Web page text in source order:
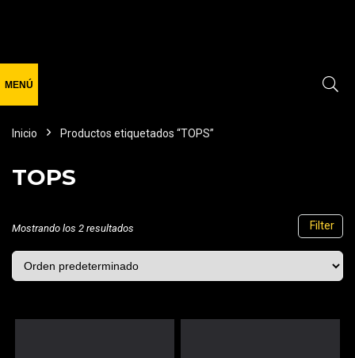
Inicio Productos etiquetados “TOPS”
TOPS
Filter
Mostrando los 2 resultados